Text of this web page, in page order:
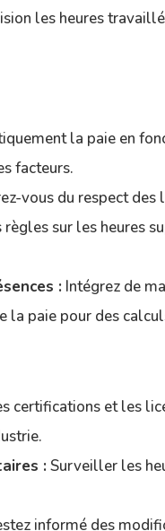
les heures
la paie en
facteurs.
vous du respect
sur les heures
: Intégrez de
la paie pour des
certifications et les
: Surveiller les
informé des